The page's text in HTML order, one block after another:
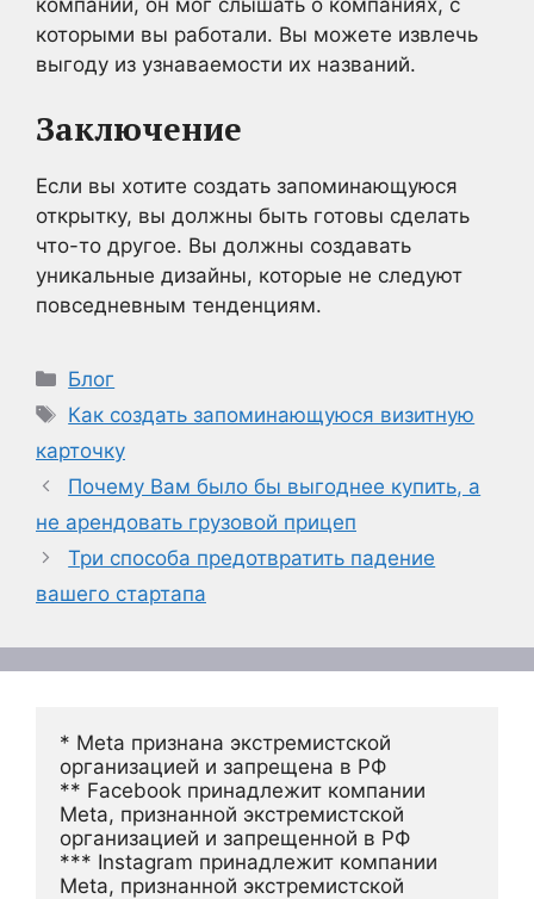
которыми вы работали. Вы можете извлечь
выгоду из узнаваемости их названий.
Заключение
Если вы хотите создать запоминающуюся
открытку, вы должны быть готовы сделать
что-то другое. Вы должны создавать
уникальные дизайны, которые не следуют
повседневным тенденциям.
Рубрики
Блог
Метки
Как создать запоминающуюся визитную
карточку
Почему Вам было бы выгоднее купить, а
не арендовать грузовой прицеп
Три способа предотвратить падение
вашего стартапа
* Meta признана экстремистской
организацией и запрещена в РФ
** Facebook принадлежит компании
Meta, признанной экстремистской
организацией и запрещенной в РФ
*** Instagram принадлежит компании
Meta, признанной экстремистской